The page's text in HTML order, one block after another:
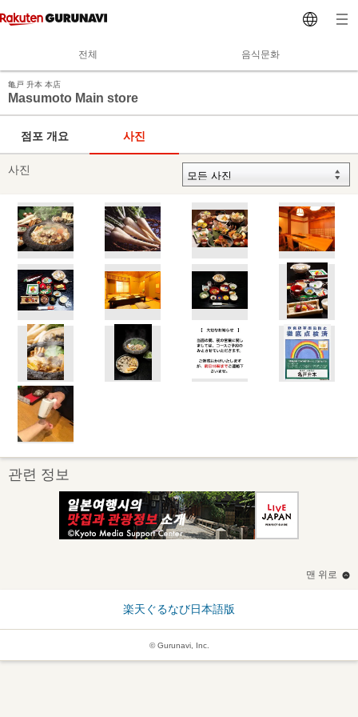
전체 음식문화
亀戸 升本 本店
Masumoto Main store
점포 개요 사진
사진
관련 정보
맨 위로
楽天ぐるなび日本語版
© Gurunavi, Inc.